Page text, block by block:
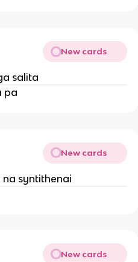
New cards
salita
pa
New cards
syntithenai
New cards